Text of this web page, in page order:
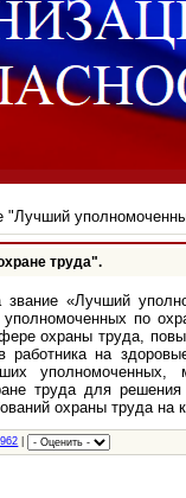
"Лучший
труда".
«Лучший
по
охраны труда,
работника на
уполномоченных,
труда для
охраны труда на